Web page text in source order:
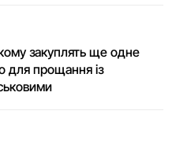
закуплять ще одне
для прощання із